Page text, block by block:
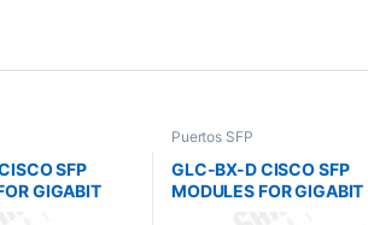
SFP
GIGABIT
Puertos SFP
GLC-BX-D CISCO SFP
MODULES FOR GIGABIT